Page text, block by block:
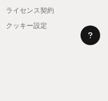
ライセンス契約
クッキー設定